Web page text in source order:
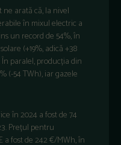
arată că, la nivel
în mixul electric a
un record de 54%, în
(+19%, adică +38
În paralel, producția din
(-54 TWh), iar gazele
în 2024 a fost de 74
Prețul pentru
a fost de 242 €/MWh, în